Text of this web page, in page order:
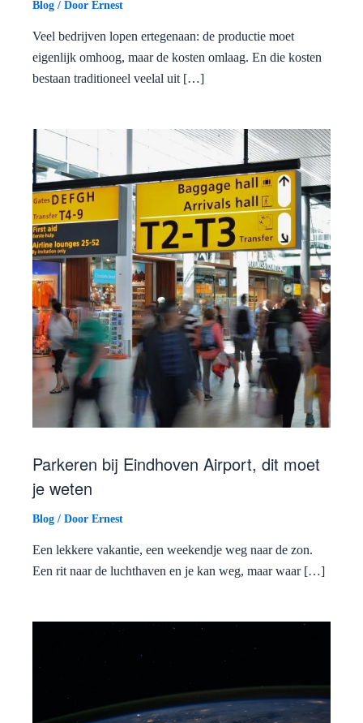
Blog / Door Ernest
Veel bedrijven lopen ertegenaan: de productie moet
eigenlijk omhoog, maar de kosten omlaag. En die kosten
bestaan traditioneel veelal uit […]
Parkeren bij Eindhoven Airport, dit moet
je weten
Blog / Door Ernest
Een lekkere vakantie, een weekendje weg naar de zon.
Een rit naar de luchthaven en je kan weg, maar waar […]